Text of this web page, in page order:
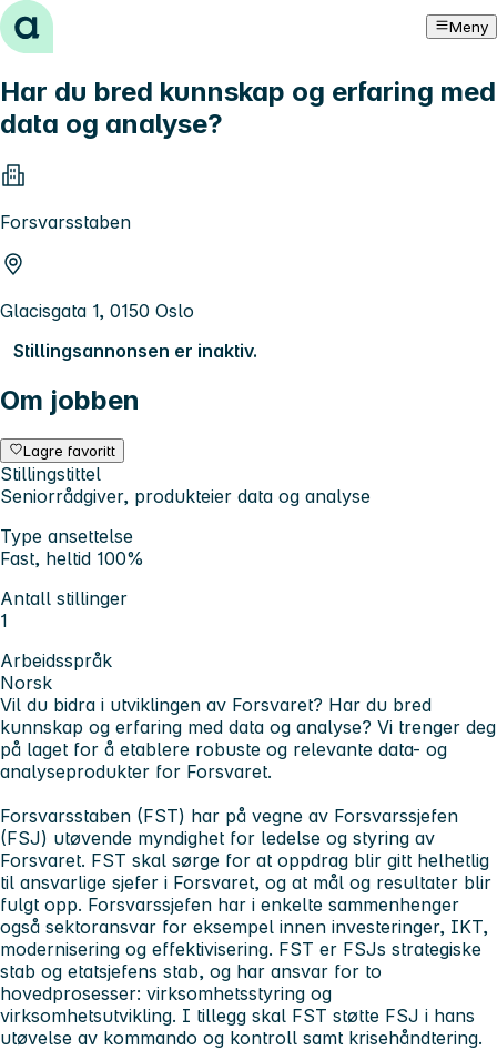
Hopp til innhold Meny
Har du bred kunnskap og erfaring med
data og analyse?
Forsvarsstaben
Glacisgata 1, 0150 Oslo
Stillingsannonsen er inaktiv.
Om jobben
Lagre favoritt
Stillingstittel
Seniorrådgiver, produkteier data og analyse
Type ansettelse
Fast, heltid 100%
Antall stillinger
1
Arbeidsspråk
Norsk
Vil du bidra i utviklingen av Forsvaret? Har du bred
kunnskap og erfaring med data og analyse? Vi trenger deg
på laget for å etablere robuste og relevante data- og
analyseprodukter for Forsvaret.
Forsvarsstaben (FST) har på vegne av Forsvarssjefen
(FSJ) utøvende myndighet for ledelse og styring av
Forsvaret. FST skal sørge for at oppdrag blir gitt helhetlig
til ansvarlige sjefer i Forsvaret, og at mål og resultater blir
fulgt opp. Forsvarssjefen har i enkelte sammenhenger
også sektoransvar for eksempel innen investeringer, IKT,
modernisering og effektivisering. FST er FSJs strategiske
stab og etatsjefens stab, og har ansvar for to
hovedprosesser: virksomhetsstyring og
virksomhetsutvikling. I tillegg skal FST støtte FSJ i hans
utøvelse av kommando og kontroll samt krisehåndtering.